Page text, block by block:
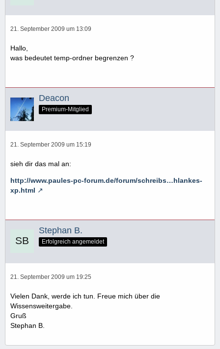
21. September 2009 um 13:09
Hallo,
was bedeutet temp-ordner begrenzen ?
Deacon
Premium-Mitglied
21. September 2009 um 15:19
sieh dir das mal an:
http://www.paules-pc-forum.de/forum/schreibs…hlankes-
xp.html
Stephan B.
Erfolgreich angemeldet
21. September 2009 um 19:25
Vielen Dank, werde ich tun. Freue mich über die
Wissensweitergabe.
Gruß
Stephan B.